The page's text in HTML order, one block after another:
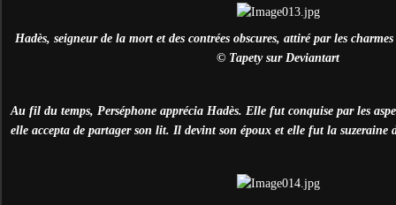
Hadès, seigneur de la mort et des contrées obscures, attiré par les
© Tapety sur Deviantart
Au fil du temps, Perséphone apprécia Hadès. Elle fut conquise par les
elle accepta de partager son lit. Il devint son époux et elle fut la suzeraine